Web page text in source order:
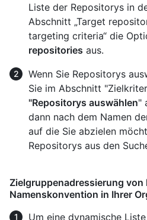
Liste der Repositorys in
Abschnitt „Target
targeting criteria“ die
repositories aus.
Wenn Sie Repositorys
Sie im Abschnitt
"Repositorys auswählen"
dann nach dem Namen
auf die Sie abzielen
Repositorys aus den
Zielgruppenadressierung von
Namenskonvention in Ihrer
Um eine dynamische